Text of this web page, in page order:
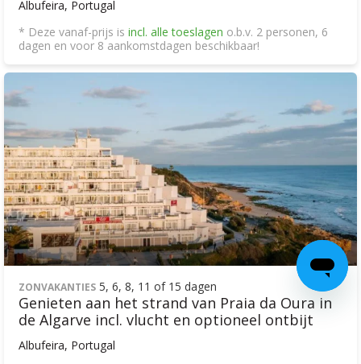
Albufeira, Portugal
* Deze vanaf-prijs is incl. alle toeslagen o.b.v. 2 personen, 6
dagen en voor 8 aankomstdagen beschikbaar!
ZONVAKANTIES 5, 6, 8, 11 of 15 dagen
Genieten aan het strand van Praia da Oura in
de Algarve incl. vlucht en optioneel ontbijt
Albufeira, Portugal